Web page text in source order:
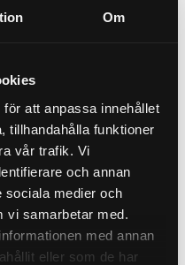
Om
att anpassa innehållet
tillhandahålla funktioner
vår trafik. Vi
och annan
sociala medier och
vi samarbetar med.
med annan
eller som de har
Pris exkl.
1 112.00
Köp
21-58908